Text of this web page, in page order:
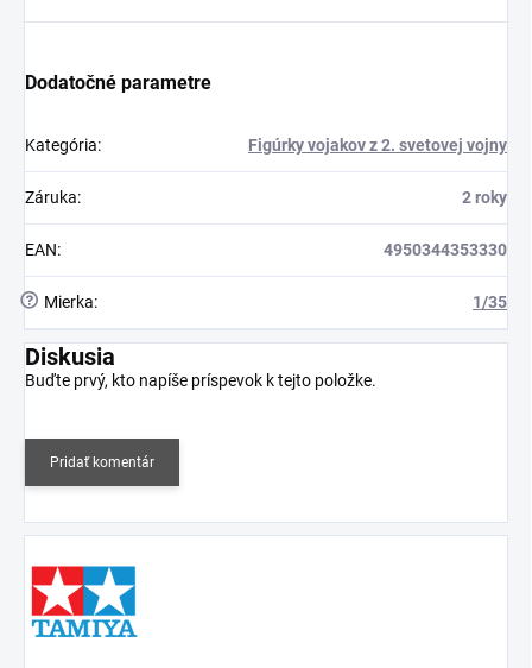
Dodatočné parametre
Kategória: Figúrky vojakov z 2. svetovej vojny
Záruka: 2 roky
EAN: 4950344353330
? Mierka: 1/35
Diskusia
Buďte prvý, kto napíše príspevok k tejto položke.
Pridať komentár